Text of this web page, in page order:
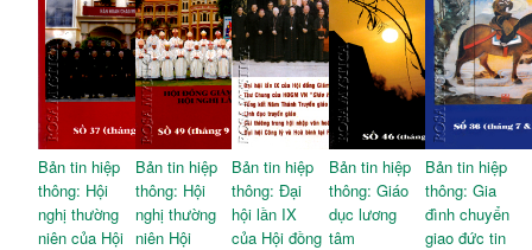
Bản tin hiệp
thông: Hội
nghị thường
niên của Hội
Bản tin hiệp
thông: Hội
nghị thường
niên Hội
Bản tin hiệp
thông: Đại
hội lần IX
của Hội đồng
Bản tin hiệp
thông: Giáo
dục lương
tâm
Bản tin hiệp
thông: Gia
đình chuyển
giao đức tin